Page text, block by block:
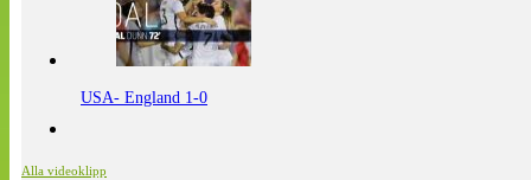
USA- England 1-0
Alla videoklipp